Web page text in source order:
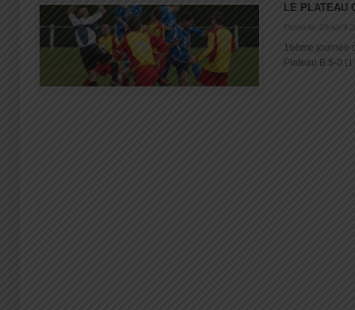
LE PLATEAU
Posté le: 29 avril
16ème journée
Plateau B 5-0